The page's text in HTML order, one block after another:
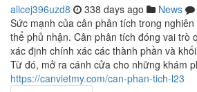
alicej396uzd8 338 days ago News
Sức mạnh của cân phân tích trong
thể phủ nhận. Cân phân tích đóng vai trò
xác định chính xác các thành phần và
Từ đó, mở ra cánh cửa cho những khám
https://canvietmy.com/can-phan-tich-l23